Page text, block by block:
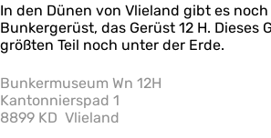
m
u
s
u
m
F
B
u
n
e
r
g
In den Dünen von Vlieland gibt es
Bunkergerüst, das Gerüst 12 H. Dieses
größten Teil noch unter der Erde.
Bunkermuseum Wn 12H
Kantonnierspad 1
8899 KD Vlieland